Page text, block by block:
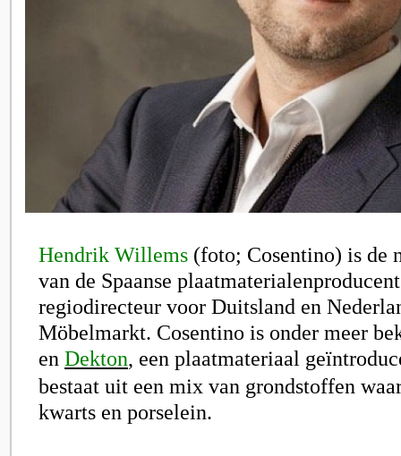
Hendrik Willems (foto; Cosentino) is de
van de Spaanse
regiodirecteur voor Duitsland en
Möbelmarkt. Cosentino is onder meer
en Dekton, een plaatmateriaal
bestaat uit een mix van grondstoffen
kwarts en porselein.